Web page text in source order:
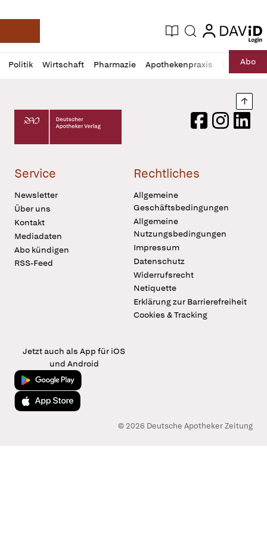
Deutsche Apotheker Zeitung
Aktuelle Ausgabe
Suche login
login
Politik Wirtschaft Pharmazie Apothekenpraxis RechtAbo
Profil
öffnen
Daz
Pur
Deutscher Apotheker Verlag Logo
FacebookInstagram
Service
Newsletter
Über uns
Kontakt
Mediadaten
Abo kündigen
RSS-Feed
Rechtliches
Allgemeine
Geschäftsbedingungen
Allgemeine
Nutzungsbedingungen
Impressum
Datenschutz
Widerrufsrecht
Netiquette
Erklärung zur Barrierefreiheit
Cookies & Tracking
Jetzt auch als App für iOS
und Android
Jetzt bei Google Play
Laden im App Store
© 2026 Deutsche Apotheker Zeitung